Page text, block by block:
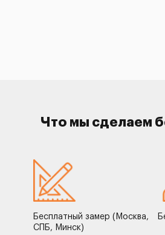
Что мы сделаем
Бесплатный замер (Москва,
СПБ, Минск)